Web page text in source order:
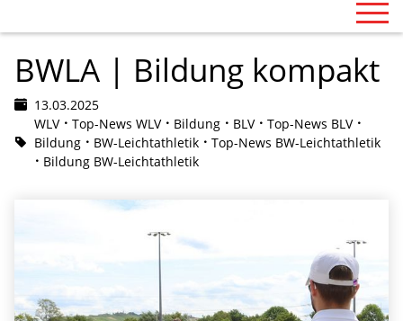
BWLA | Bildung kompakt
13.03.2025
WLV
Top-News WLV Bildung BLV
Top-News BLV
Bildung
BW-Leichtathletik
Top-News BW-Leichtathletik
Bildung BW-Leichtathletik